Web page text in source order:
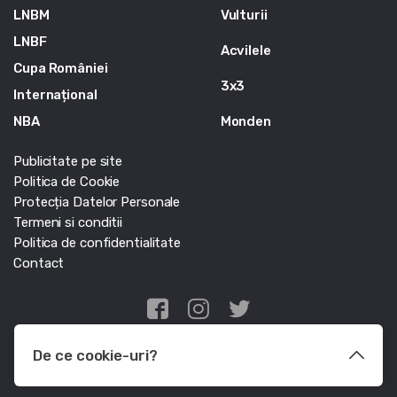
LNBM
LNBF
Cupa României
Internațional
NBA
Vulturii
Acvilele
3x3
Monden
Publicitate pe site
Politica de Cookie
Protecția Datelor Personale
Termeni si conditii
Politica de confidentialitate
Contact
Edris Digital Agency
De ce cookie-uri?